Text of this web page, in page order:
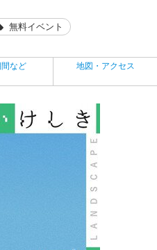
無料イベント
など 地図・アクセス